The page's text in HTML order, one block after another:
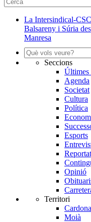
La Intersindical-
Balsareny i Súria
Manresa
Seccions
Últimes
Agenda
Societat
Cultura
Política
Esports
Opinió
Territori
Cardona
Moià